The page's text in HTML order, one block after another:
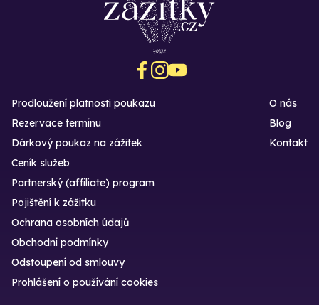
Prodloužení platnosti poukazu
Rezervace termínu
Dárkový poukaz na zážitek
O nás
Blog
Kontakt
Ceník služeb
Partnerský (affiliate) program
Pojištění k zážitku
Ochrana osobních údajů
Obchodní podmínky
Odstoupení od smlouvy
Prohlášení o používání cookies